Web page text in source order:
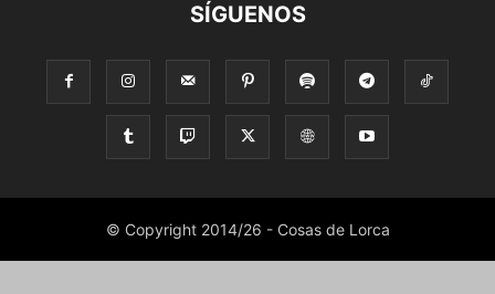
SÍGUENOS
© Copyright 2014/26 - Cosas de Lorca